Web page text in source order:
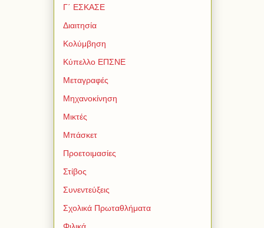
Γ΄ ΕΣΚΑΣΕ
Διαιτησία
Κολύμβηση
Κύπελλο ΕΠΣΝΕ
Μεταγραφές
Μηχανοκίνηση
Μικτές
Μπάσκετ
Προετοιμασίες
Στίβος
Συνεντεύξεις
Σχολικά Πρωταθλήματα